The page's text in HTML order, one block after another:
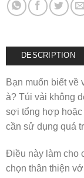
DESCRIPTION
Bạn muốn biết về
à? Túi vải không
sợi tổng hợp
cần sử dụng quá
Điều này làm cho
chọn thân thiện